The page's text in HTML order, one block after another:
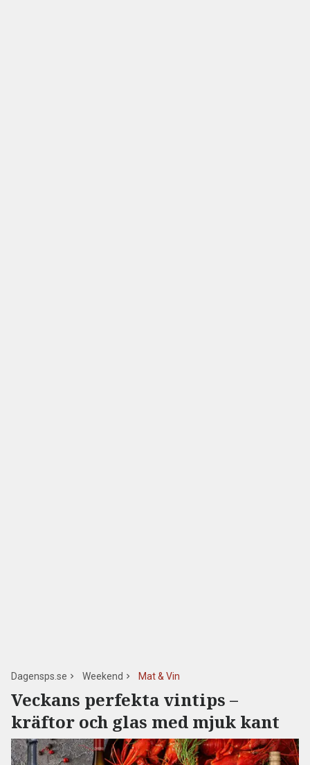
Dagensps.se Weekend Mat & Vin
Veckans perfekta vintips –
kräftor och glas med mjuk kant